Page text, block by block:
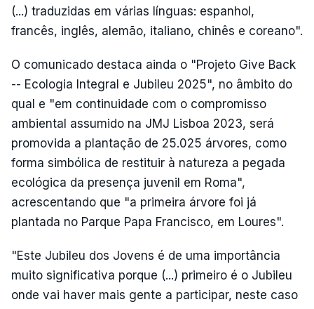
(...) traduzidas em várias línguas: espanhol,
francês, inglês, alemão, italiano, chinês e coreano".
O comunicado destaca ainda o "Projeto Give Back
-- Ecologia Integral e Jubileu 2025", no âmbito do
qual e "em continuidade com o compromisso
ambiental assumido na JMJ Lisboa 2023, será
promovida a plantação de 25.025 árvores, como
forma simbólica de restituir à natureza a pegada
ecológica da presença juvenil em Roma",
acrescentando que "a primeira árvore foi já
plantada no Parque Papa Francisco, em Loures".
"Este Jubileu dos Jovens é de uma importância
muito significativa porque (...) primeiro é o Jubileu
onde vai haver mais gente a participar, neste caso